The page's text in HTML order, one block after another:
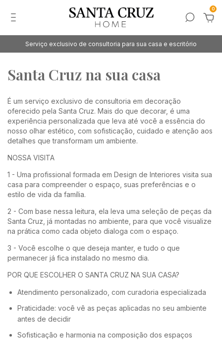
0
Serviço exclusivo de consultoria para sua casa e escritório
Santa Cruz na sua casa
É um serviço exclusivo de consultoria em decoração
oferecido pela Santa Cruz. Mais do que decorar, é uma
experiência personalizada que leva até você a essência do
nosso olhar estético, com sofisticação, cuidado e atenção aos
detalhes que transformam um ambiente.
NOSSA VISITA
1 - Uma profissional formada em Design de Interiores visita sua
casa para compreender o espaço, suas preferências e o
estilo de vida da família.
2 - Com base nessa leitura, ela leva uma seleção de peças da
Santa Cruz, já montadas no ambiente, para que você visualize
na prática como cada objeto dialoga com o espaço.
3 - Você escolhe o que deseja manter, e tudo o que
permanecer já fica instalado no mesmo dia.
POR QUE ESCOLHER O SANTA CRUZ NA SUA CASA?
Atendimento personalizado, com curadoria especializada
Praticidade: você vê as peças aplicadas no seu ambiente
antes de decidir
Sofisticação e harmonia na composição dos espaços